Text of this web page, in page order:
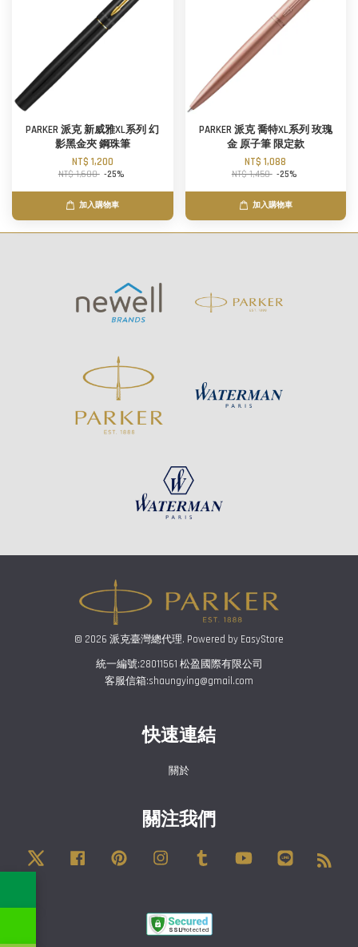
PARKER 派克 新威雅XL系列 幻
影黑金夾 鋼珠筆
NT$ 1,200
NT$ 1,600 -25%
加入購物車
PARKER 派克 喬特XL系列 玫瑰
金 原子筆 限定款
NT$ 1,088
NT$ 1,450 -25%
加入購物車
© 2026 派克臺灣總代理. Powered by EasyStore
統一編號:28011561 松盈國際有限公司
客服信箱:shaungying@gmail.com
快速連結
關於
關注我們
Twitter Facebook Pinterest Instagram Tumblr YouTube